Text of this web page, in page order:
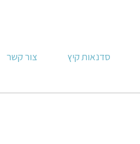
סדנאות קיץ צור קשר